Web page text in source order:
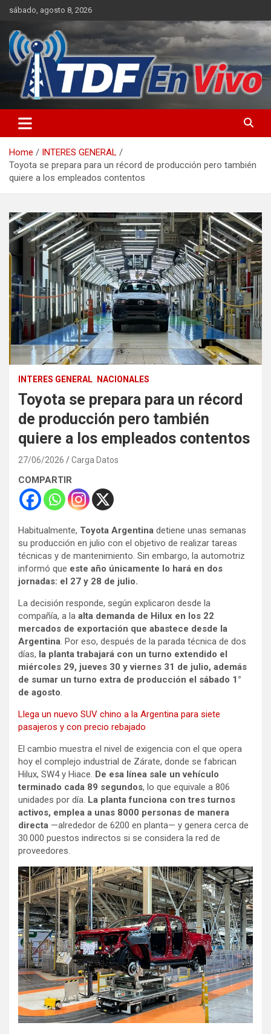
Skip
content
sábado, agosto 8, 2026
Home
INTERES GENERAL
Toyota se prepara para un récord de producción pero también
quiere a los empleados contentos
INTERES GENERAL NACIONALES
Toyota se prepara para un récord
de producción pero también
quiere a los empleados contentos
27/06/2026 Carga Datos
COMPARTIR
Habitualmente, Toyota Argentina detiene unas semanas
su producción en julio con el objetivo de realizar tareas
técnicas y de mantenimiento. Sin embargo, la automotriz
informó que este año únicamente lo hará en dos
jornadas: el 27 y 28 de julio.
La decisión responde, según explicaron desde la
compañía, a la alta demanda de Hilux en los 22
mercados de exportación que abastece desde la
Argentina . Por eso, después de la parada técnica de dos
días, la planta trabajará con un turno extendido el
miércoles 29, jueves 30 y viernes 31 de julio, además
de sumar un turno extra de producción el sábado 1°
de agosto
Llega un nuevo SUV chino a la Argentina para siete
pasajeros y con precio rebajado
El cambio muestra el nivel de exigencia con el que opera
hoy el complejo industrial de Zárate, donde se fabrican
Hilux, SW4 y Hiace. De esa línea sale un vehículo
terminado cada 89 segundos, lo que equivale a 806
unidades por día. La planta funciona con tres turnos
activos, emplea a unas 8000 personas de manera
directa —alrededor de 6200 en planta— y genera cerca de
30.000 puestos indirectos si se considera la red de
proveedores.